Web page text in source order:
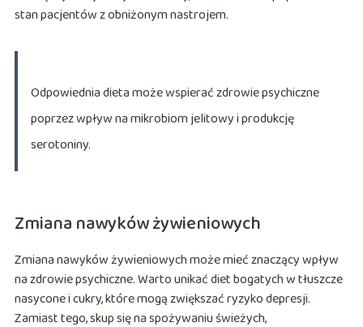
stan pacjentów z obniżonym nastrojem.
Odpowiednia dieta może wspierać zdrowie psychiczne
poprzez wpływ na mikrobiom jelitowy i produkcję
serotoniny.
Zmiana nawyków żywieniowych
Zmiana nawyków żywieniowych może mieć znaczący wpływ
na zdrowie psychiczne. Warto unikać diet bogatych w tłuszcze
nasycone i cukry, które mogą zwiększać ryzyko depresji.
Zamiast tego, skup się na spożywaniu świeżych,